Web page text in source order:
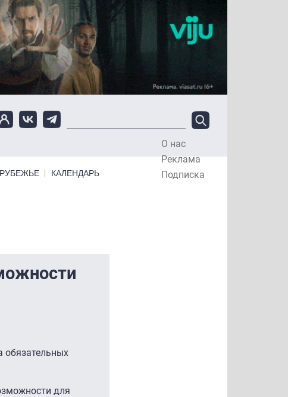
О нас
Реклама
Подписка
КАЛЕНДАРЬ
обязательных
для